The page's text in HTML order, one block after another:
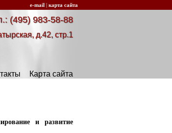
e-mail | карта сайта
(495) 983-58-88
д.42, стр.1
Карта сайта
и развитие